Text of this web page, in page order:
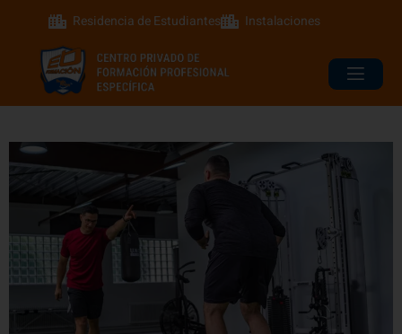
Residencia de Estudiantes Instalaciones